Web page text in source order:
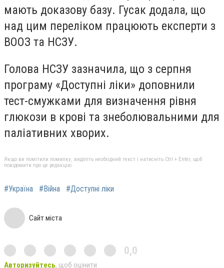
мають доказову базу. Гусак додала, що
над цим переліком працюють експерти з
ВООЗ та НСЗУ.
Голова НСЗУ зазначила, що з серпня
програму «Доступні ліки» доповнили
тест-смужками для визначення рівня
глюкози в крові та знеболювальними для
паліативних хворих.
Якщо ви помітили помилку, виділіть необхідний текст і натисніть Ctrl + Enter, щоб
повідомити про це редакцію
#Україна #Війна #Доступні ліки
Сайт міста
0,0
Авторизуйтесь, щоб оцінити